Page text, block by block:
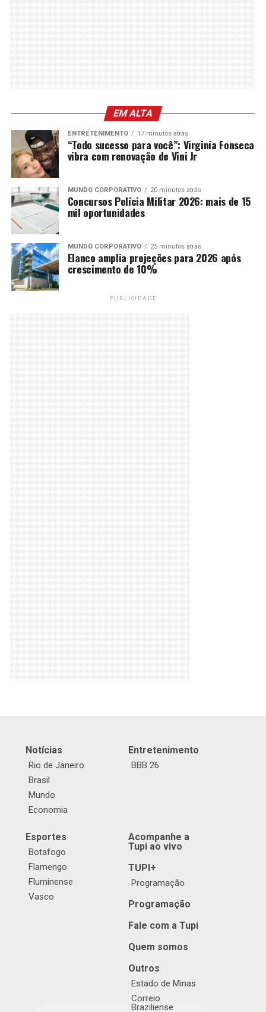
EM ALTA
ENTRETENIMENTO 17 minutos atrás
“Todo sucesso para você”: Virginia Fonseca
vibra com renovação de Vini Jr
MUNDO CORPORATIVO 20 minutos atrás
Concursos Polícia Militar 2026: mais de 15
mil oportunidades
MUNDO CORPORATIVO 25 minutos atrás
Elanco amplia projeções para 2026 após
crescimento de 10%
PUBLICIDADE
Notícias
Rio de Janeiro
Brasil
Mundo
Economia
Entretenimento
BBB 26
Esportes
Botafogo
Flamengo
Fluminense
Vasco
Acompanhe a
Tupi ao vivo
TUPI+
Programação
Programação
Fale com a Tupi
Quem somos
Outros
Estado de Minas
Correio
Braziliense